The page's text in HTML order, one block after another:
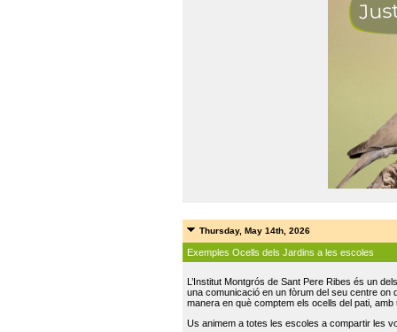
Thursday, May 14th, 2026
Exemples Ocells dels Jardins a les escoles
L’Institut Montgrós de Sant Pere Ribes és un
una comunicació en un fòrum del seu centre on
manera en què comptem els ocells del pati,
Us animem a totes les escoles a compartir les